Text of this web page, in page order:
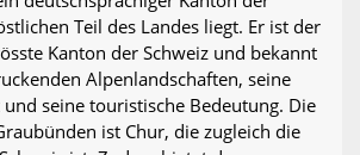
Teil des Landes liegt. Er ist der
Kanton der Schweiz und bekannt
Alpenlandschaften, seine
seine touristische Bedeutung. Die
ist Chur, die zugleich die